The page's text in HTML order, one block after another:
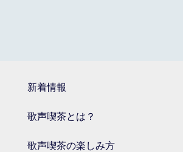
新着情報
歌声喫茶とは？
歌声喫茶の楽しみ方